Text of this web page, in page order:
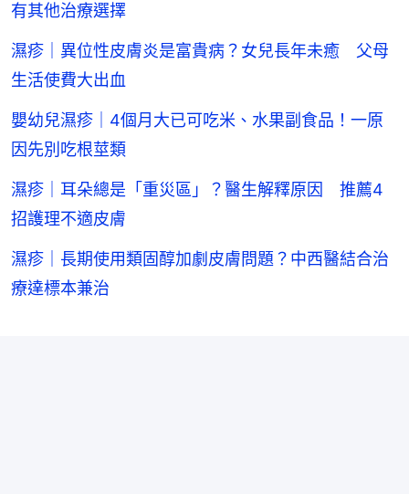
有其他治療選擇
濕疹｜異位性皮膚炎是富貴病？女兒長年未癒 父母
生活使費大出血
嬰幼兒濕疹｜4個月大已可吃米、水果副食品！一原
因先別吃根莖類
濕疹｜耳朵總是「重災區」？醫生解釋原因 推薦4
招護理不適皮膚
濕疹｜長期使用類固醇加劇皮膚問題？中西醫結合治
療達標本兼治